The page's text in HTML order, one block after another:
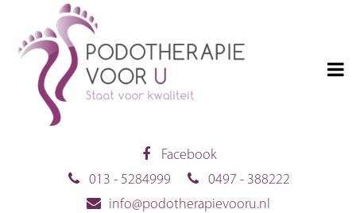
Facebook
013 - 5284999
0497 - 388222
info@podotherapievooru.nl